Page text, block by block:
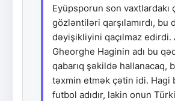
Eyüpsporun son vaxtlardakı
gözləntiləri qarşılamırdı, bu
dəyişikliyini qaçılmaz edirdi.
Gheorghe Haginin adı bu
qabarıq şəkildə hallanacaq,
təxmin etmək çətin idi. Hagi
futbol adıdır, lakin onun